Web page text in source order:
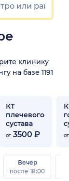
клинику
на базе 1191
КТ
плечевого
сустава
от 3500 ₽ от
Вечер
после 18:00